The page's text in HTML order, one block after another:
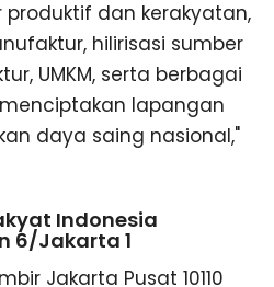
dan kerakyatan,
hilirisasi sumber
UMKM, serta berbagai
lapangan
daya saing nasional,"
Indonesia
6/Jakarta 1
Jakarta Pusat 10110